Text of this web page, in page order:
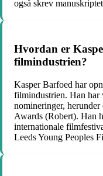
også skrev
Hvordan er
filmindustrien?
Kasper Barfoed har
filmindustrien. Han har
nomineringer,
Awards (Robert). Han
internationale
Leeds Young Peoples